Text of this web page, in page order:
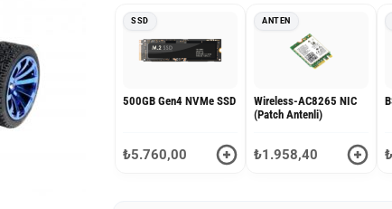
SSD
500GB Gen4 NVMe SSD
₺5.760,00
ANTEN
Wireless-AC8265 NIC
(Patch Antenli)
₺1.958,40 ₺